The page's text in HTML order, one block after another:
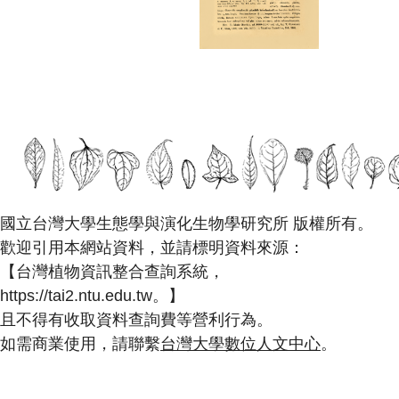
國立台灣大學生態學與演化生物學研究所 版權所有。
歡迎引用本網站資料，並請標明資料來源：
【台灣植物資訊整合查詢系統，
https://tai2.ntu.edu.tw。】
且不得有收取資料查詢費等營利行為。
如需商業使用，請聯繫台灣大學數位人文中心。